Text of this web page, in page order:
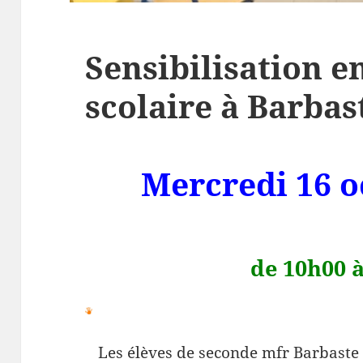
Sensibilisation
scolaire à
Mercredi 16
de 10h00
Les élèves de seconde mfr